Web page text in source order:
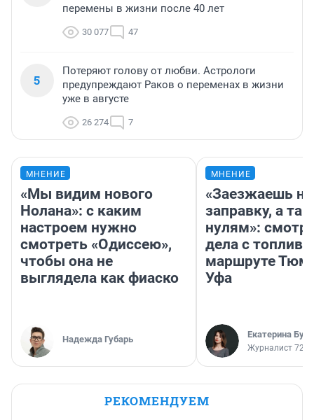
перемены в жизни после 40 лет
30 077 47
5
Потеряют голову от любви. Астрологи
предупреждают Раков о переменах в жизни
уже в августе
26 274 7
МНЕНИЕ
«Мы видим нового
Нолана»: с каким
настроем нужно
смотреть «Одиссею»,
чтобы она не
выглядела как фиаско
Надежда Губарь
МНЕНИЕ
«Заезжаешь на
заправку, а
нулям»:
дела с
маршруте
Уфа
Екатерина
Журналист
РЕКОМЕНДУЕМ